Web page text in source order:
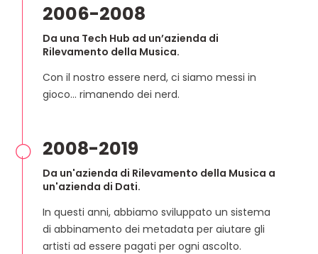
2006-2008
Da una Tech Hub ad un’azienda di
Rilevamento della Musica.
Con il nostro essere nerd, ci siamo messi in
gioco... rimanendo dei nerd.
2008-2019
Da un'azienda di Rilevamento della Musica a
un'azienda di Dati.
In questi anni, abbiamo sviluppato un sistema
di abbinamento dei metadata per aiutare gli
artisti ad essere pagati per ogni ascolto.